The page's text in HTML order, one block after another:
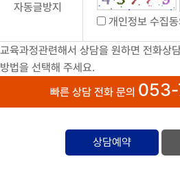
자동글방지
개인정보 수집동
교육과정관련해서 상담을 원하면 전화상
방법을 선택해 주세요.
빠른 상담 전화 문의